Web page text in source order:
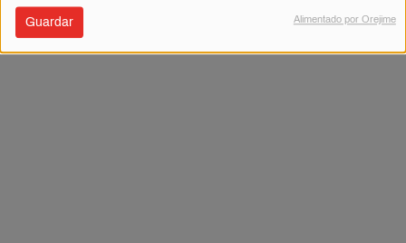
Guardar Alimentado por Orejime